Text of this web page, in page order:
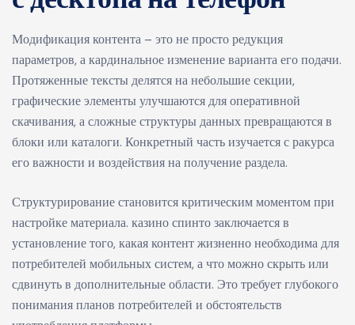
Модификация контента – это не просто редукция
параметров, а кардинальное изменение варианта его подачи.
Протяженные тексты делятся на небольшие секции,
графические элементы улучшаются для оперативной
скачивания, а сложные структуры данных превращаются в
блоки или каталоги. Конкретный часть изучается с ракурса
его важности и воздействия на получение раздела.
Структурирование становится критическим моментом при
настройке материала. казино спинто заключается в
установление того, какая контент жизненно необходима для
потребителей мобильных систем, а что можно скрыть или
сдвинуть в дополнительные области. Это требует глубокого
понимания планов потребителей и обстоятельств